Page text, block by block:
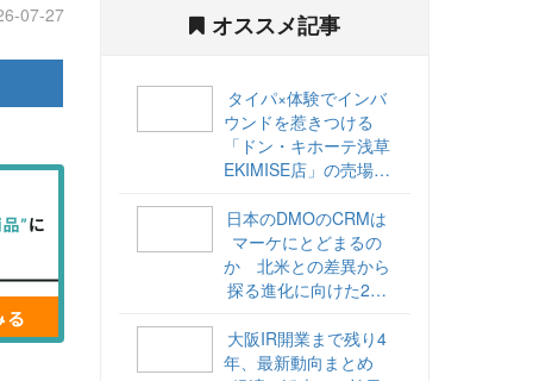
07-27 オススメ記事
タイパ×体験でインバ
ウンドを惹きつける
「ドン・キホーテ浅草
EKIMISE店」の売場づ
日本のDMOのCRMは
マーケにとどまるの
か 北米との差異から
探る進化に向けた2ス
海外DMOのリアル
vol.6】
大阪IR開業まで残り4
年、最新動向まとめ